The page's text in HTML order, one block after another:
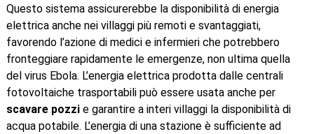
Questo sistema assicurerebbe la disponibilità di energia
elettrica anche nei villaggi più remoti e svantaggiati,
favorendo l’azione di medici e infermieri che potrebbero
fronteggiare rapidamente le emergenze, non ultima quella
del virus Ebola. L’energia elettrica prodotta dalle centrali
fotovoltaiche trasportabili può essere usata anche per
scavare pozzie garantire a interi villaggi la disponibilità di
acqua potabile. L’energia di una stazione è sufficiente ad